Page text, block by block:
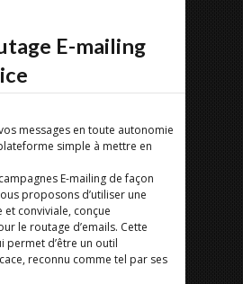
E-mailing
messages en toute autonomie
simple à mettre en
E-mailing de façon
proposons d’utiliser une
conviviale, conçue
le routage d’emails. Cette
permet d’être un outil
reconnu comme tel par ses